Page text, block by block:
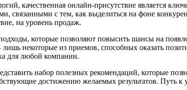
качественная онлайн-присутствие является
связанными с тем, как выделиться на фоне
на уровень продаж.
которые позволяют повысить шансы на
некоторые из приемов, способных оказать
для любой компании.
набор полезных рекомендаций, которые
достижению желаемых результатов. Путь к